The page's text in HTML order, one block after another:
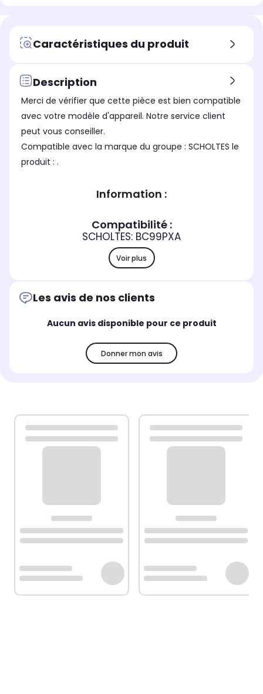
Caractéristiques du produit
Description
Merci de vérifier que cette pièce est bien compatible
avec votre modèle d'appareil. Notre service client
peut vous conseiller.
Compatible avec la marque du groupe : SCHOLTES le
produit : .
Information :
Compatibilité :
SCHOLTES: BC99PXA
Voir plus
Les avis de nos clients
Aucun avis disponible pour ce produit
Donner mon avis